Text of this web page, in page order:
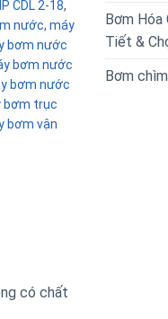
Bơm Hóa
Tiết &
Bơm
CDL 2-18,
nước, máy
bơm nước
bơm nước
bơm nước
bơm trục
bơm vận
có chất